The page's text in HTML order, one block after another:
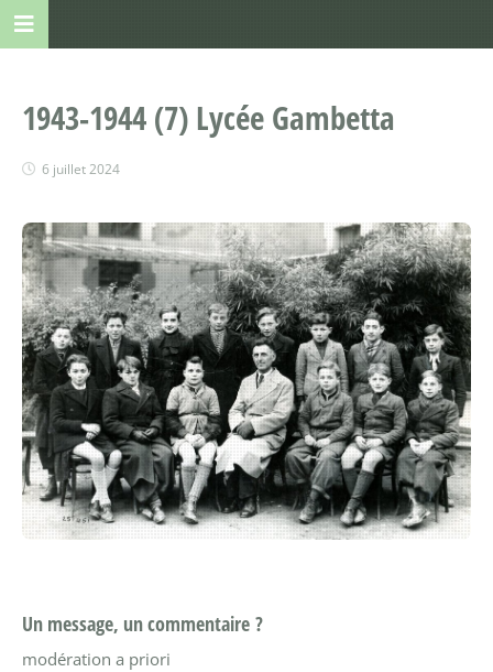
1943-1944 (7) Lycée Gambetta
6 juillet 2024
Un message, un commentaire ?
modération a priori